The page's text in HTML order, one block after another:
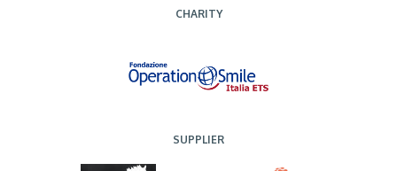
CHARITY
SUPPLIER